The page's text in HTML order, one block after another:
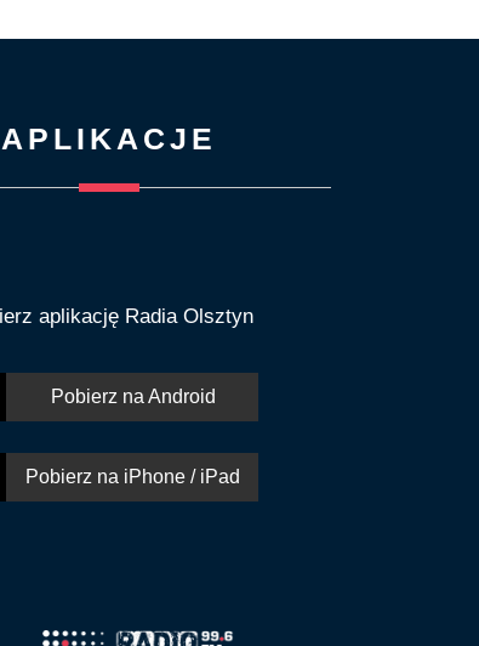
APLIKACJE
aplikację Radia Olsztyn
Pobierz na Android
Pobierz na iPhone / iPad